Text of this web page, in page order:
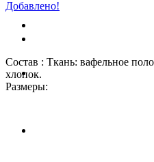
Добавлено!
Состав : Ткань: вафельное
хлопок.
Размеры: